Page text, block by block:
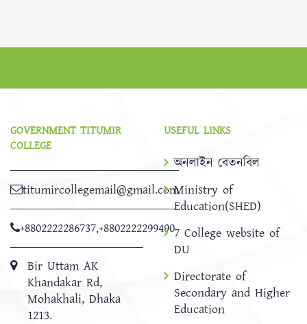
GOVERNMENT TITUMIR
COLLEGE
titumircollegemail@gmail.com
+8802222286737,+8802222299490
Bir Uttam AK
Khandakar Rd,
Mohakhali, Dhaka
1213.
USEFUL LINKS
অনলাইন বেতনবিল
Ministry of
Education(SHED)
7 College website of
DU
Directorate of
Secondary and Higher
Education